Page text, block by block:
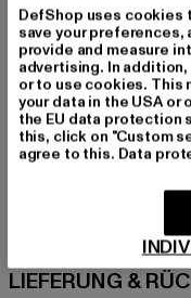
Art.Nr: DS-LSW-002-
Hersteller: Dropsize
Motzener Straße 6 |
GRÖSSE &
PFLEGEHINWEISE
LIEFERUNG &
DefShop uses cookies
save your preferences,
provide and measure
advertising. In
or to use cookies. This
your data in the USA
the EU data protection
this, click on "Custom
agree to this. Data